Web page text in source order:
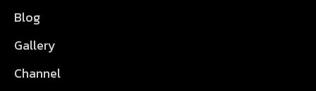
Blog
Gallery
Channel